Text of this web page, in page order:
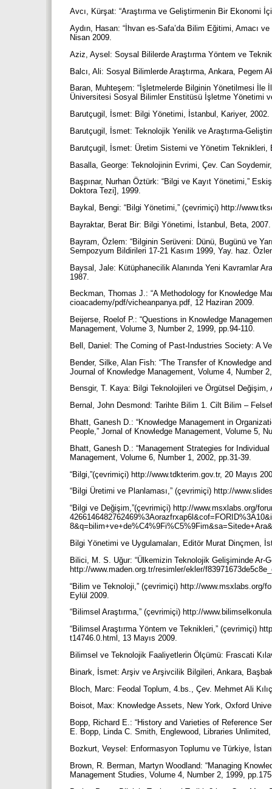
Avcı, Kürşat: “Araştırma ve Geliştirmenin Bir Ekonomi
Aydın, Hasan: “İhvan es-Safa’da Bilim Eğitimi, Amacı
Nisan 2009.
Aziz, Aysel: Soysal Bililerde Araştırma Yöntem ve
Balcı, Ali: Sosyal Bilimlerde Araştırma, Ankara, Pegem
Baran, Muhteşem: “İşletmelerde Bilginin Yönetilmesi İle
Üniversitesi Sosyal Bilimler Enstitüsü İşletme Yönetimi
Barutçugil, İsmet: Bilgi Yönetimi, İstanbul, Kariyer, 2002.
Barutçugil, İsmet: Teknolojik Yenilik ve Araştırma-
Barutçugil, İsmet: Üretim Sistemi ve Yönetim
Basalla, George: Teknolojinin Evrimi, Çev. Can
Başpınar, Nurhan Öztürk: “Bilgi ve Kayıt Yönetimi,”
Doktora Tezi], 1999.
Baykal, Bengi: “Bilgi Yönetimi,” (çevrimiçi) http://
Bayraktar, Berat Bir: Bilgi Yönetimi, İstanbul, Beta,
Bayram, Özlem: “Bilginin Serüveni: Dünü, Bugünü ve
Sempozyum Bildirileri 17-21 Kasım 1999, Yay. haz.
Baysal, Jale: Kütüphanecilik Alanında Yeni Kavramlar
1987.
Beckman, Thomas J.: “A Methodology for Knowledge
cioacademy/pdf/vicheanpanya.pdf, 12 Haziran 2009.
Beijerse, Roelof P.: “Questions in Knowledge
Management, Volume 3, Number 2, 1999, pp.94-110.
Bell, Daniel: The Coming of Past-Industries Society: A
Bender, Silke, Alan Fish: “The Transfer of Knowledge
Journal of Knowledge Management, Volume 4, Number
Bensgir, T. Kaya: Bilgi Teknolojileri ve Örgütsel
Bernal, John Desmond: Tarihte Bilim 1. Cilt Bilim –
Bhatt, Ganesh D.: “Knowledge Management in
People,” Jornal of Knowledge Management, Volume 5,
Bhatt, Ganesh D.: “Management Strategies for
Management, Volume 6, Number 1, 2002, pp.31-39.
“Bilgi,”(çevrimiçi) http://www.tdkterim.gov.tr, 20 Mayıs
“Bilgi Üretimi ve Planlaması,” (çevrimiçi) http://
“Bilgi ve Değişim,”(çevrimiçi) http://www.msxlabs.org/
Bilgi Yönetimi ve Uygulamaları, Editör Murat Dinçmen,
Bilici, M. S. Uğur: “Ülkemizin Teknolojik Gelişiminde Ar-
http://www.maden.org.tr/resimler/ekler/
“Bilim ve Teknoloji,” (çevrimiçi) http://www.msxlabs.org/
Eylül 2009.
“Bilimsel Araştırma,” (çevrimiçi) http://
“Bilimsel Araştırma Yöntem ve Teknikleri,” (çevrimiçi)
t14746.0.html, 13 Mayıs 2009.
Bilimsel ve Teknolojik Faaliyetlerin Ölçümü: Frascati
Binark, İsmet: Arşiv ve Arşivcilik Bilgileri, Ankara,
Bloch, Marc: Feodal Toplum, 4.bs., Çev. Mehmet Ali
Boisot, Max: Knowledge Assets, New York, Oxford
Bopp, Richard E.: “History and Varieties of Reference
E. Bopp, Linda C. Smith, Englewood, Libraries
Bozkurt, Veysel: Enformasyon Toplumu ve Türkiye,
Brown, R. Berman, Martyn Woodland: “Managing
Management Studies, Volume 4, Number 2, 1999,